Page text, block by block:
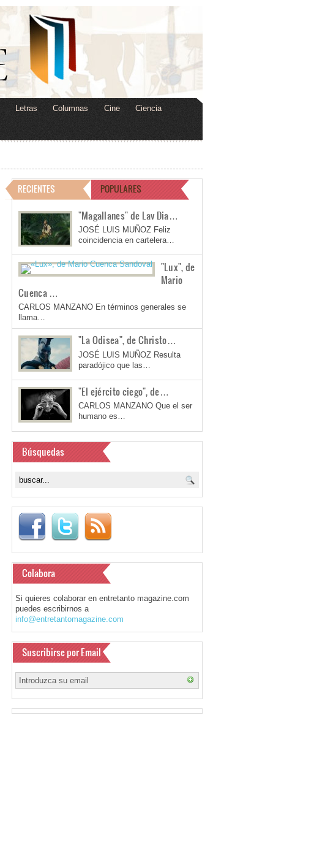
Letras Columnas Cine Ciencia
RECIENTES POPULARES
"Magallanes" de Lav Dia…
JOSÉ LUIS MUÑOZ Feliz
coincidencia en cartelera…
"Lux", de
Mario
Cuenca …
CARLOS MANZANO En términos generales se
llama…
"La Odisea", de Christo…
JOSÉ LUIS MUÑOZ Resulta
paradójico que las…
"El ejército ciego", de…
CARLOS MANZANO Que el ser
humano es…
Búsquedas
Colabora
Si quieres colaborar en entretanto magazine.com
puedes escribirnos a
info@entretantomagazine.com
Suscribirse por Email